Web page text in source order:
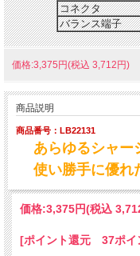
コネクタ
バランス端子
価格:3,375円(税込 3,712円)
商品説明
商品番号：LB22131
あらゆるシャー
使い勝手に優れ
価格:3,375円(税込
[ポイント還元 37ポイ